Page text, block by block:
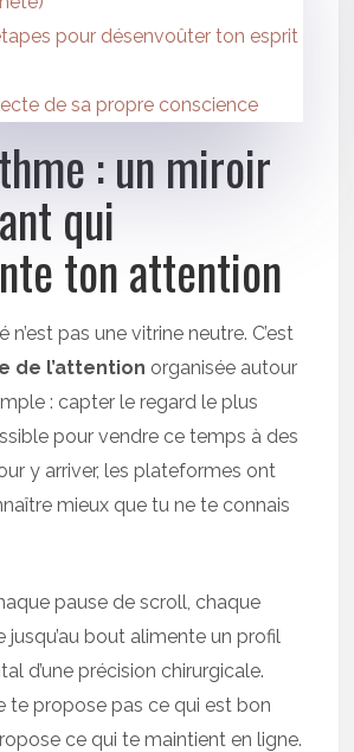
pour désenvoûter ton esprit
de sa propre conscience
: un miroir
qui
ton attention
n’est pas une vitrine neutre. C’est
de l’attention organisée autour
: capter le regard le plus
pour vendre ce temps à des
y arriver, les plateformes ont
mieux que tu ne te connais
pause de scroll, chaque
jusqu’au bout alimente un profil
d’une précision chirurgicale.
te propose pas ce qui est bon
ce qui te maintient en ligne.